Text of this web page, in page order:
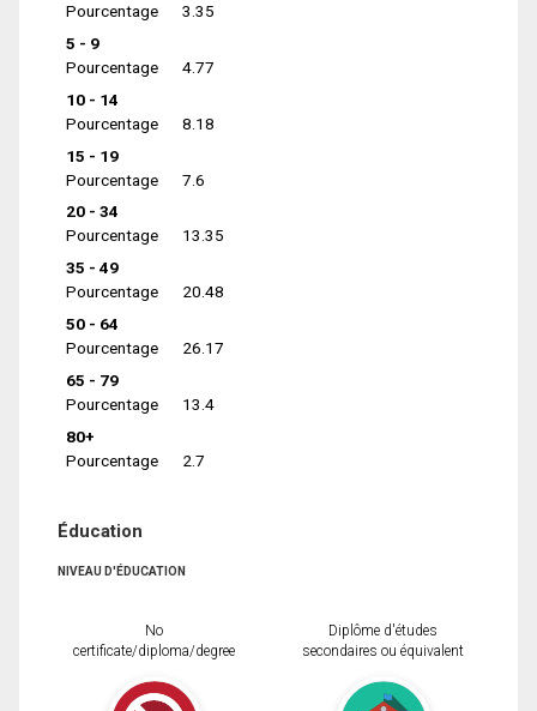
Pourcentage
3.35
5 - 9
Pourcentage
4.77
10 - 14
Pourcentage
8.18
15 - 19
Pourcentage
7.6
20 - 34
Pourcentage
13.35
35 - 49
Pourcentage
20.48
50 - 64
Pourcentage
26.17
65 - 79
Pourcentage
13.4
80+
Pourcentage
2.7
Éducation
NIVEAU D'ÉDUCATION
No
certificate/diploma/degree
Diplôme d'études
secondaires ou équivalent